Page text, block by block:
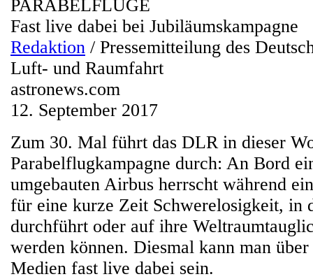
PARABELFLÜGE
Fast live dabei bei Jubiläumskampagne
Redaktion / Pressemitteilung des
Luft- und Raumfahrt
astronews.com
12. September 2017
Zum 30. Mal führt das DLR in dieser
Parabelflugkampagne durch: An Bord
umgebauten Airbus herrscht während
für eine kurze Zeit Schwerelosigkeit, in
durchführt oder auf ihre
werden können. Diesmal kann man
Medien fast live dabei sein.